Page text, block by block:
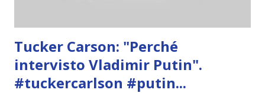
Tucker Carson: "Perché
intervisto Vladimir Putin".
#tuckercarlson #putin...